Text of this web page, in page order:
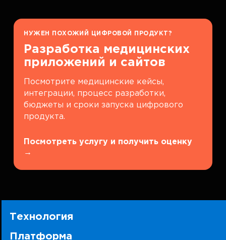
НУЖЕН ПОХОЖИЙ ЦИФРОВОЙ ПРОДУКТ?
Разработка медицинских
приложений и сайтов
Посмотрите медицинские кейсы,
интеграции, процесс разработки,
бюджеты и сроки запуска цифрового
продукта.
Посмотреть услугу и получить оценку
→
Технология
Платформа